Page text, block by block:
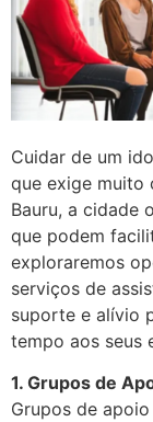
Cuidar de um
que exige muito
Bauru, a cidade
que podem
exploraremos
serviços de
suporte e alívio
tempo aos seus
1. Grupos de
Grupos de